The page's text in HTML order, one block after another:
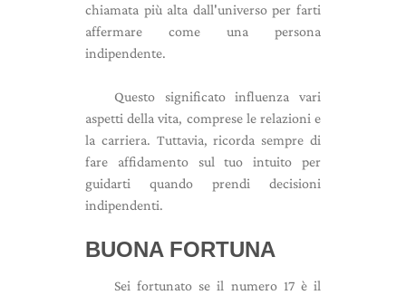
chiamata più alta dall'universo per farti
affermare come una persona
indipendente.
Questo significato influenza vari
aspetti della vita, comprese le relazioni e
la carriera. Tuttavia, ricorda sempre di
fare affidamento sul tuo intuito per
guidarti quando prendi decisioni
indipendenti.
BUONA FORTUNA
Sei fortunato se il numero 17 è il